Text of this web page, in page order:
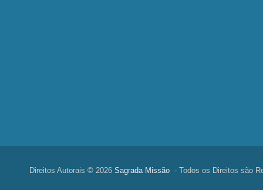
Direitos Autorais © 2026 Sagrada Missão - Todos os Direitos são